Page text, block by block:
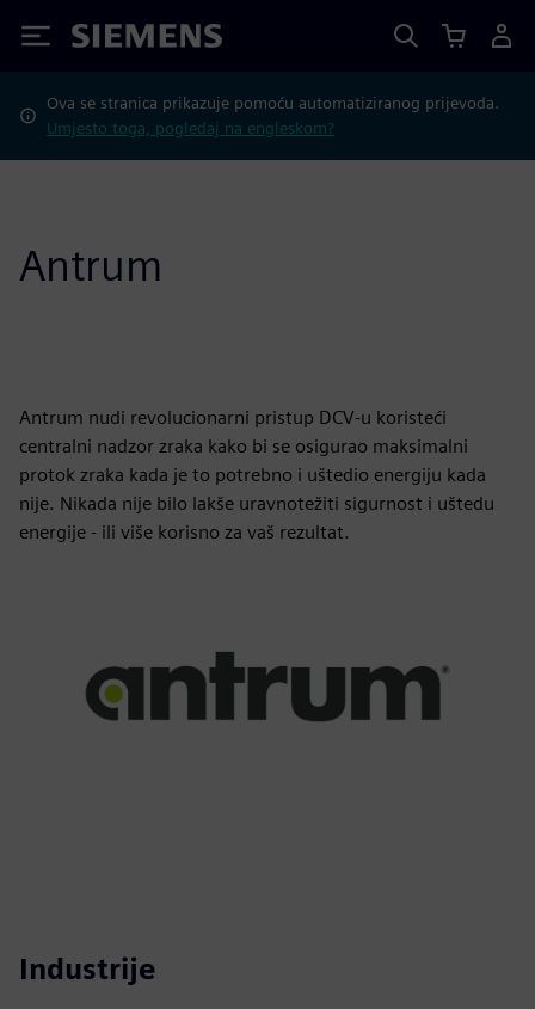
Siemens
Ova se stranica prikazuje pomoću automatiziranog prijevoda.
Umjesto toga, pogledaj na engleskom?
Antrum
Antrum nudi revolucionarni pristup DCV-u koristeći
centralni nadzor zraka kako bi se osigurao maksimalni
protok zraka kada je to potrebno i uštedio energiju kada
nije. Nikada nije bilo lakše uravnotežiti sigurnost i uštedu
energije - ili više korisno za vaš rezultat.
Industrije